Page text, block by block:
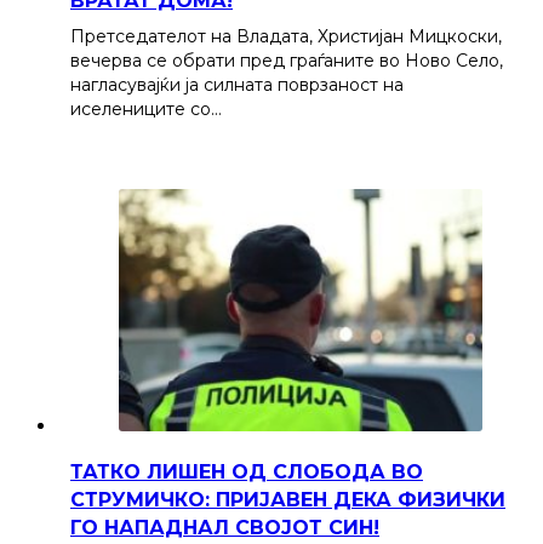
Претседателот на Владата, Христијан Мицкоски,
вечерва се обрати пред граѓаните во Ново Село,
нагласувајќи ја силната поврзаност на
иселениците со…
ТАТКО ЛИШЕН ОД СЛОБОДА ВО
СТРУМИЧКО: ПРИЈАВЕН ДЕКА ФИЗИЧКИ
ГО НАПАДНАЛ СВОЈОТ СИН!